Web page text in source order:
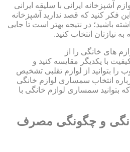
آشپزخانه ایرانی با سلیقه ایرانی
فکر کنید که قصد ندارید آشپزخانه
باشید؛ در نتیجه بهتر است تا جایی
نیازتان انتخاب کنید.
های خانگی را از
با یکدیگر مقایسه کنید و
بتوانید از لوازم تقلبی تشخیص
انتخاب سمساری لوازم خانگی
بتوانید سمساری لوازم خانگی با
و چگونگی مصرف